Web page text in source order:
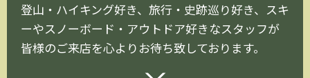
登山・ハイキング好き、旅行・史跡巡り好き、スキ
ーやスノーボード・アウトドア好きなスタッフが
皆様のご来店を心よりお待ち致しております。